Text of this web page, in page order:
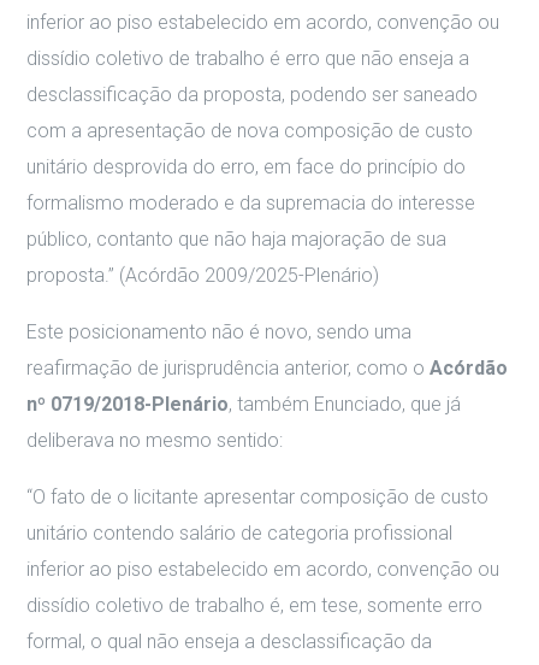
inferior ao piso estabelecido em acordo, convenção ou
dissídio coletivo de trabalho é erro que não enseja a
desclassificação da proposta, podendo ser saneado
com a apresentação de nova composição de custo
unitário desprovida do erro, em face do princípio do
formalismo moderado e da supremacia do interesse
público, contanto que não haja majoração de sua
proposta.” (Acórdão 2009/2025-Plenário)
Este posicionamento não é novo, sendo uma
reafirmação de jurisprudência anterior, como oAcórdão
nº 0719/2018-Plenário, também Enunciado, que já
deliberava no mesmo sentido:
“O fato de o licitante apresentar composição de custo
unitário contendo salário de categoria profissional
inferior ao piso estabelecido em acordo, convenção ou
dissídio coletivo de trabalho é, em tese, somente erro
formal, o qual não enseja a desclassificação da